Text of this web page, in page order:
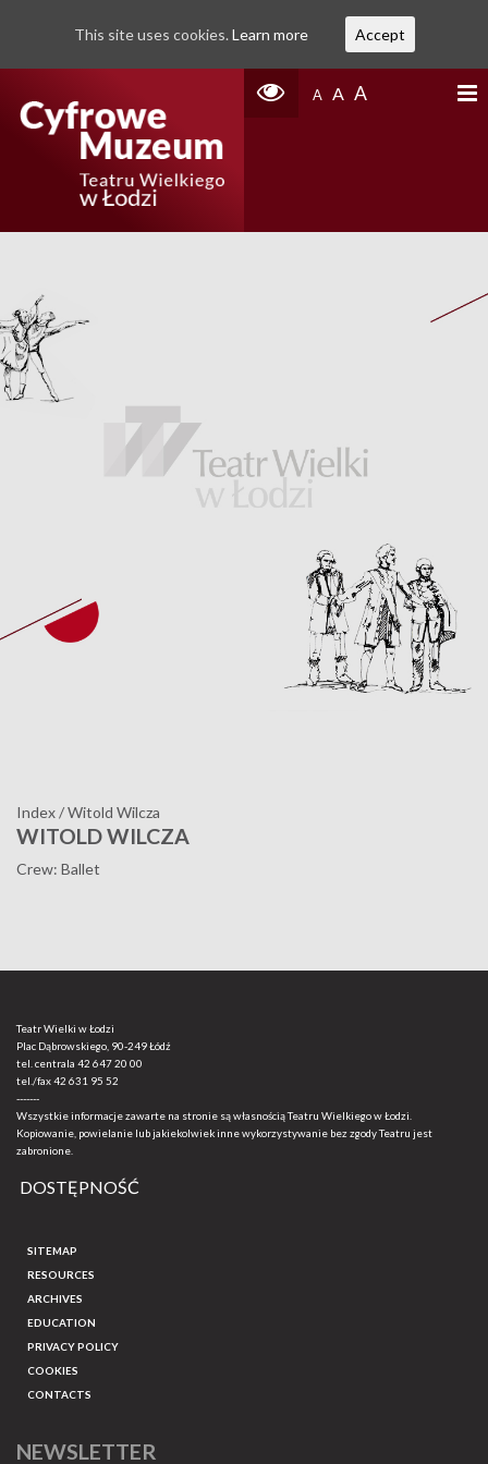
A A A
Index/Witold Wilcza
WITOLD WILCZA
Crew: Ballet
Teatr Wielki w Łodzi
Plac Dąbrowskiego, 90-249 Łódź
tel. centrala 42 647 20 00
tel./fax42 631 95 52
-------
Wszystkie informacje zawarte na stronie są własnością Teatru Wielkiego w Łodzi.
Kopiowanie, powielanie lub jakiekolwiek inne wykorzystywanie bez zgody Teatru jest
zabronione.
DOSTĘPNOŚĆ
SITEMAP
RESOURCES
ARCHIVES
EDUCATION
PRIVACY POLICY
COOKIES
CONTACTS
NEWSLETTER
This site uses cookies. Learn more Accept